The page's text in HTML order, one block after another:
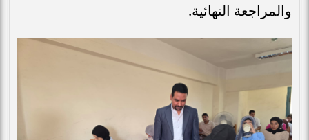
والمراجعة النهائية.